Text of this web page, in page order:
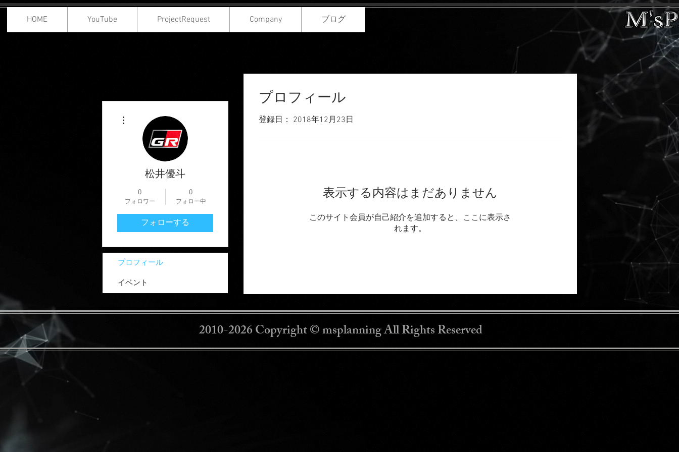
HOME YouTube ProjectRequest Company ブログ
プロフィール
登録日： 2018年12月23日
表示する内容はまだありません
このサイト会員が自己紹介を追加すると、ここに表示さ
れます。
松井優斗
0
フォロワー
0
フォロー中
フォローする
プロフィール
イベント
2010-2026 Copyright © msplanning All Rights Reserved